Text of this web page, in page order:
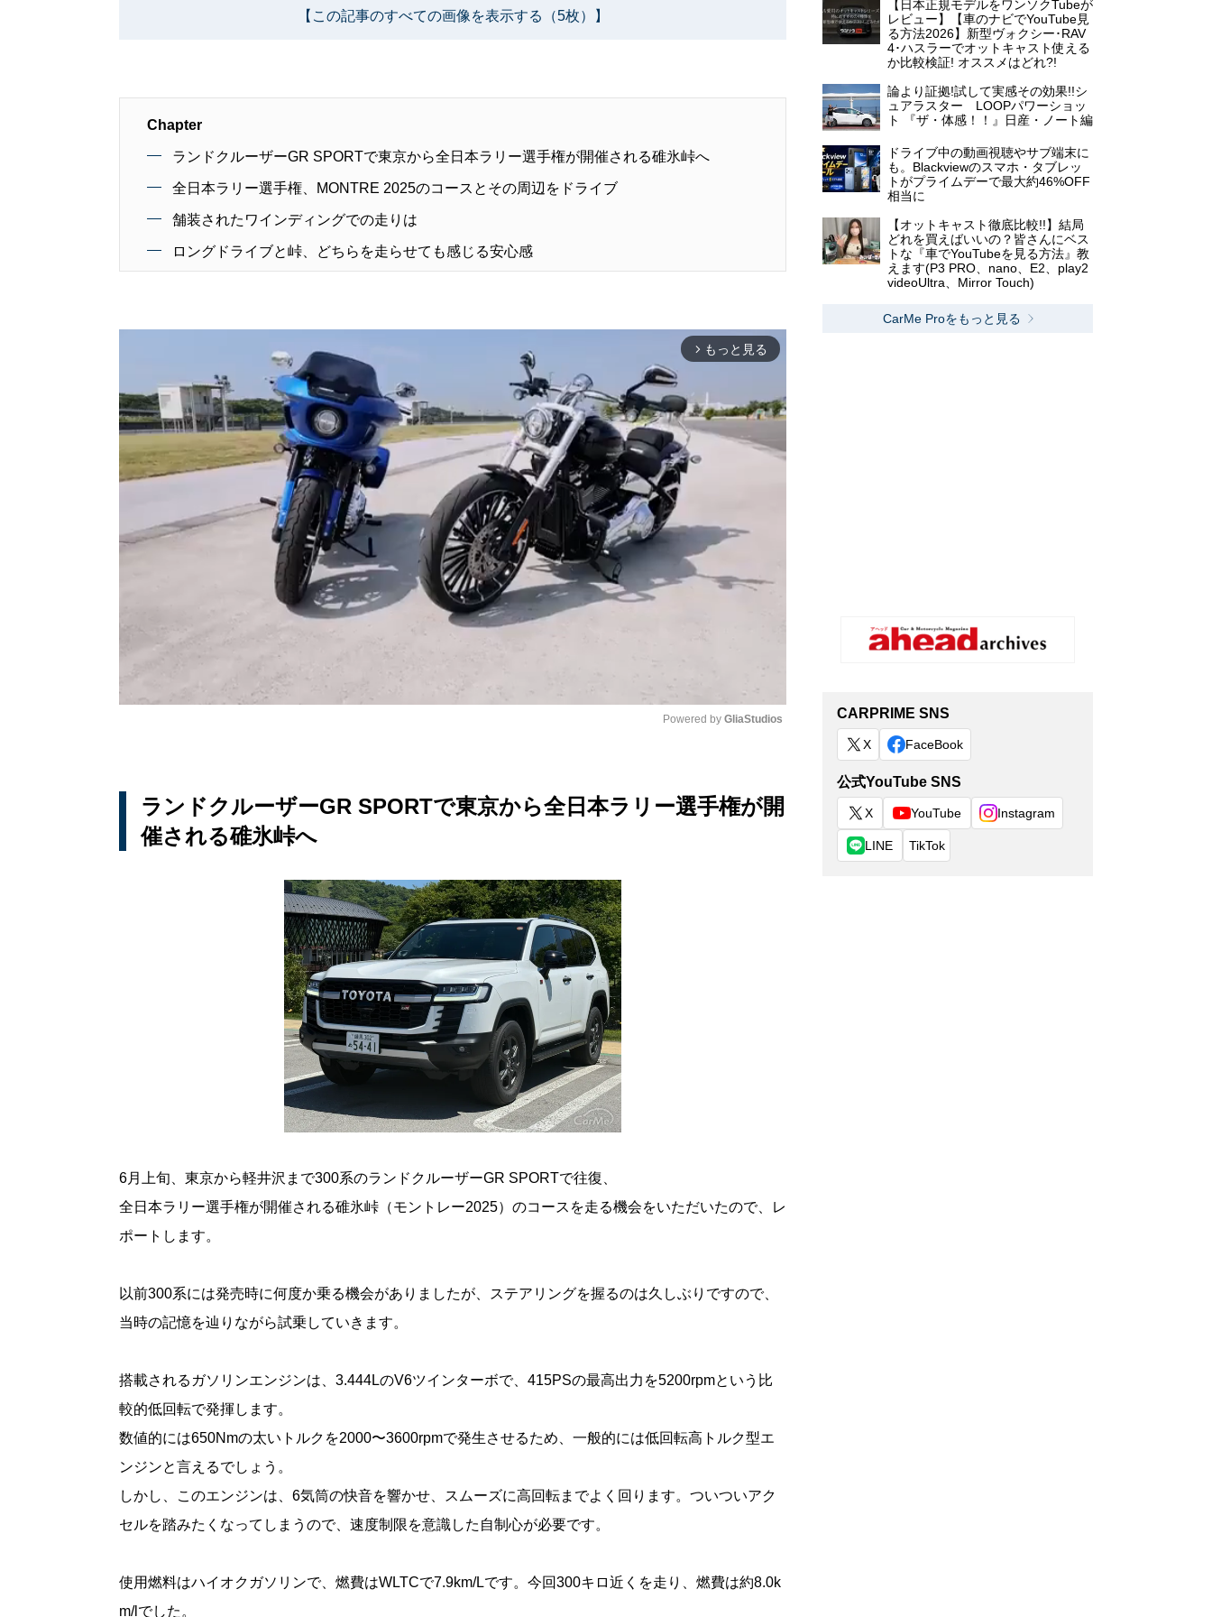
【この記事のすべての画像を表示する（5枚）】
Chapter
ランドクルーザーGR SPORTで東京から全日本ラリー選手権が開催される碓氷峠へ
全日本ラリー選手権、MONTRE 2025のコースとその周辺をドライブ
舗装されたワインディングでの走りは
ロングドライブと峠、どちらを走らせても感じる安心感
arrow_forward_ios もっと見る
u
t
Powered by GliaStudios
ランドクルーザーGR SPORTで東京から全日本ラリー選手権が開
催される碓氷峠へ
6月上旬、東京から軽井沢まで300系のランドクルーザーGR SPORTで往復、
全日本ラリー選手権が開催される碓氷峠（モントレー2025）のコースを走る機会をいただいたので、レ
ポートします。
以前300系には発売時に何度か乗る機会がありましたが、ステアリングを握るのは久しぶりですので、
当時の記憶を辿りながら試乗していきます。
搭載されるガソリンエンジンは、3.444LのV6ツインターボで、415PSの最高出力を5200rpmという比
較的低回転で発揮します。
数値的には650Nmの太いトルクを2000〜3600rpmで発生させるため、一般的には低回転高トルク型エ
ンジンと言えるでしょう。
しかし、このエンジンは、6気筒の快音を響かせ、スムーズに高回転までよく回ります。ついついアク
セルを踏みたくなってしまうので、速度制限を意識した自制心が必要です。
使用燃料はハイオクガソリンで、燃費はWLTCで7.9km/Lです。今回300キロ近くを走り、燃費は約8.0k
m/lでした。
【日本正規モデルをワンソクTubeが
レビュー】【車のナビでYouTube見
る方法2026】新型ヴォクシー･RAV
4･ハスラーでオットキャスト使える
か比較検証! オススメはどれ?!
論より証拠!試して実感その効果!!シ
ュアラスター LOOPパワーショッ
ト 『ザ・体感！！』日産・ノート編
ドライブ中の動画視聴やサブ端末に
も。Blackviewのスマホ・タブレッ
トがプライムデーで最大約46%OFF
相当に
【オットキャスト徹底比較!!】結局
どれを買えばいいの？皆さんにベス
トな『車でYouTubeを見る方法』教
えます(P3 PRO、nano、E2、play2
videoUltra、Mirror Touch)
CarMe Proをもっと見る
CARPRIME SNS
X FaceBook
公式YouTube SNS
X YouTube Instagram
LINE TikTok